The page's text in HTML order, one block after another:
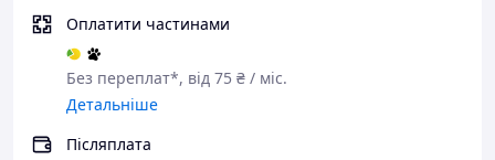
Оплатити частинами
Без переплат*, від 75 ₴ / міс.
Детальніше
Післяплата